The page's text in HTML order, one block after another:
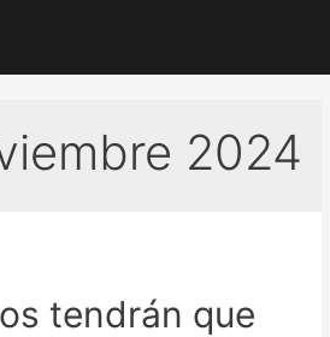
2024
tendrán que